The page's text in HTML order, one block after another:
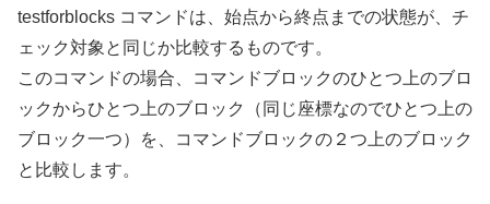
testforblocks コマンドは、始点から終点までの状態が、チ
ェック対象と同じか比較するものです。
このコマンドの場合、コマンドブロックのひとつ上のブロ
ックからひとつ上のブロック（同じ座標なのでひとつ上の
ブロック一つ）を、コマンドブロックの２つ上のブロック
と比較します。